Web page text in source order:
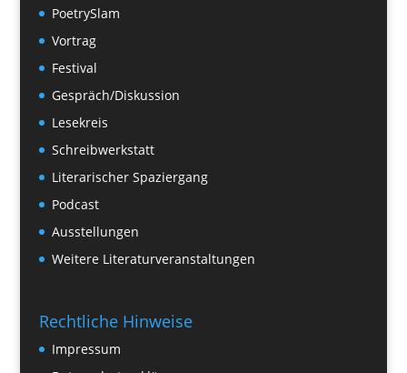
PoetrySlam
Vortrag
Festival
Gespräch/Diskussion
Lesekreis
Schreibwerkstatt
Literarischer Spaziergang
Podcast
Ausstellungen
Weitere Literaturveranstaltungen
Rechtliche Hinweise
Impressum